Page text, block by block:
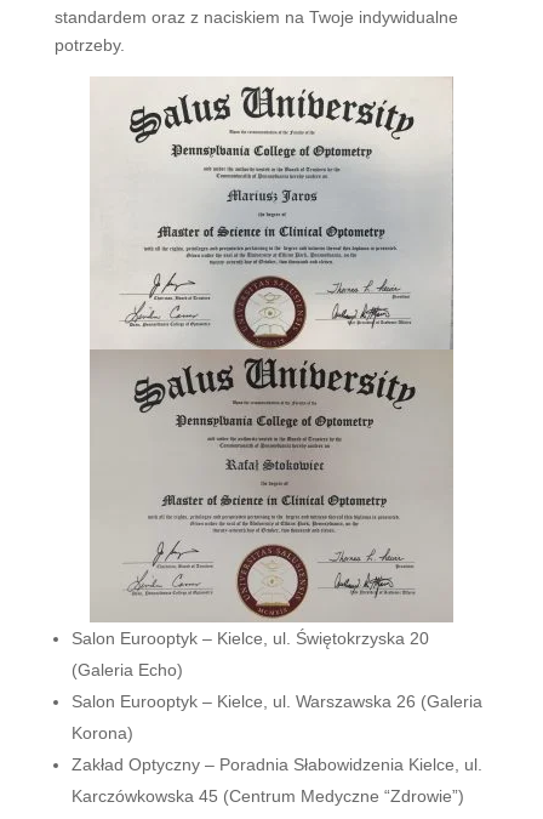
standardem oraz z naciskiem na Twoje indywidualne
potrzeby.
Salon Eurooptyk – Kielce, ul. Świętokrzyska 20
(Galeria Echo)
Salon Eurooptyk – Kielce, ul. Warszawska 26 (Galeria
Korona)
Zakład Optyczny – Poradnia Słabowidzenia Kielce, ul.
Karczówkowska 45 (Centrum Medyczne “Zdrowie”)